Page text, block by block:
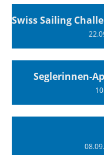
Seglerinnen-